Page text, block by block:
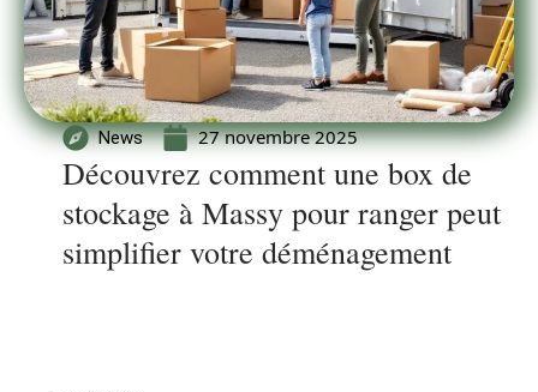
News 27 novembre 2025
Découvrez comment une box de
stockage à Massy pour ranger peut
simplifier votre déménagement